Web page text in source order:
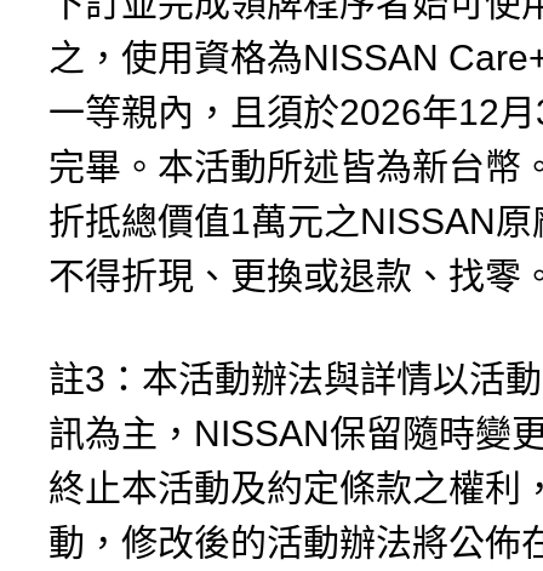
之，使用資格為NISSAN
一等親內，且須於2026年12
完畢。本活動所述皆為新台幣
折抵總價值1萬元之NISSAN
不得折現、更換或退款、找零
註3：本活動辦法與詳情以活
訊為主，NISSAN保留隨時變
終止本活動及約定條款之權利
動，修改後的活動辦法將公佈